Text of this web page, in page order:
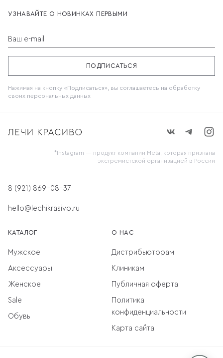
*Instagram — продукт компании Meta, которая признана
экстремистской организацией в России
8 (921) 869-08-37
hello@lechikrasivo.ru
КАТАЛОГ
Мужское
Аксессуары
Женское
Sale
Обувь
О НАС
Дистрибьюторам
Клиникам
Публичная оферта
Политика
конфиденциальности
Карта сайта
УЗНАВАЙТЕ О НОВИНКАХ ПЕРВЫМИ
Ваш e-mail
ПОДПИСАТЬСЯ
Нажимая на кнопку «Подписаться», вы соглашаетесь на обработку
своих персональных данных